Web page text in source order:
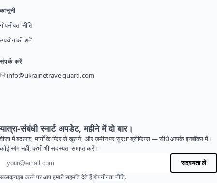
कानूनी
गोपनीयता नीति
उपयोग की शर्तें
संपर्क करें
info@ukrainetravelguard.com
यात्रा-संबंधी स्मार्ट अपडेट, महीने में दो बार।
वीज़ा में बदलाव, मार्गों के फिर से खुलने, और ज़मीन पर सुरक्षा ब्रीफिंग्स — सीधे आपके इनबॉक्स में।
कोई स्पैम नहीं, कभी भी सदस्यता समाप्त करें।
ईमेल पता
सदस्यता लें
सब्सक्राइब करने पर आप हमारी सहमति देते हैं गोपनीयता नीति.